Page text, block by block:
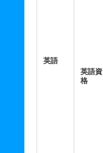
英語
英語資
格